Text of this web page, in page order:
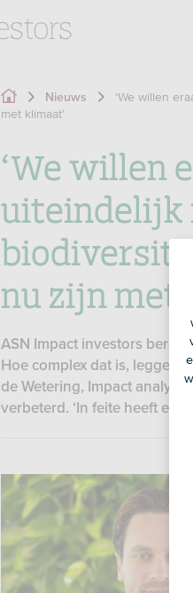
Nieuws
‘We willen
met klimaat’
‘We willen
uiteindelijk
nu zijn met
ASN Impact investors
Hoe complex dat is, leggen
de Wetering, Impact
verbeterd. ‘In feite heeft elk